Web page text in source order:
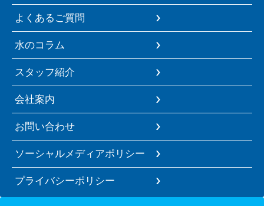
よくあるご質問
水のコラム
スタッフ紹介
会社案内
お問い合わせ
ソーシャルメディアポリシー
プライバシーポリシー